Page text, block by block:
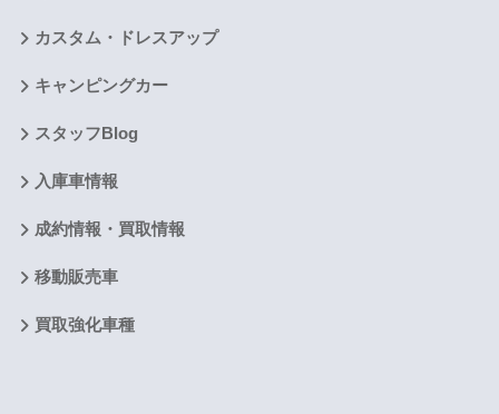
カスタム・ドレスアップ
キャンピングカー
スタッフBlog
入庫車情報
成約情報・買取情報
移動販売車
買取強化車種